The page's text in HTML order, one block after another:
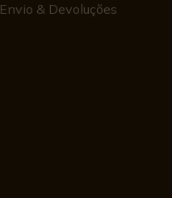
Envio & Devoluções